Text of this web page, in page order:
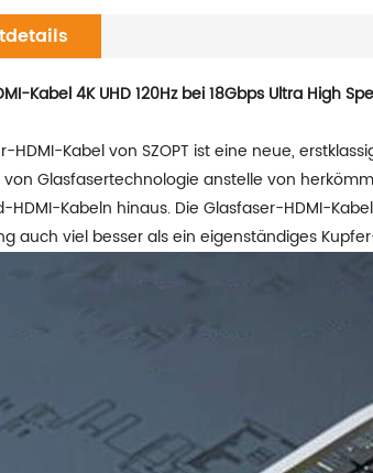
Kabel 4K UHD 120Hz bei 18Gbps Ultra High
HDMI-Kabel von SZOPT ist eine neue,
Glasfasertechnologie anstelle von
HDMI-Kabeln hinaus. Die Glasfaser-HDMI-
auch viel besser als ein eigenständiges